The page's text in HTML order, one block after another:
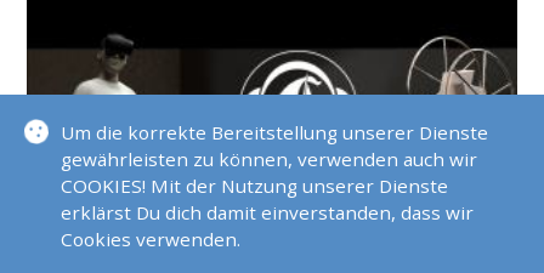
Um die korrekte Bereitstellung unserer Dienste
gewährleisten zu können, verwenden auch wir
COOKIES! Mit der Nutzung unserer Dienste
erklärst Du dich damit einverstanden, dass wir
Cookies verwenden.